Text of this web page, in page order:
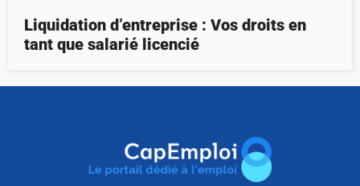
Liquidation d’entreprise : Vos droits en
tant que salarié licencié